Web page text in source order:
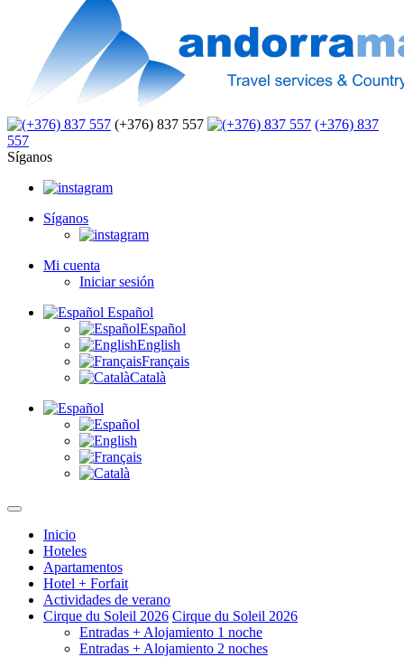
(+376) 837 557
(+376) 837
557
Síganos
Síganos
Mi cuenta
Iniciar sesión
Español
Español
English
Français
Català
Inicio
Hoteles
Apartamentos
Hotel + Forfait
Actividades de verano
Cirque du Soleil 2026 Cirque du Soleil 2026
Entradas + Alojamiento 1 noche
Entradas + Alojamiento 2 noches